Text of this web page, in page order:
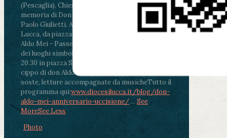
(Pescaglia), Chiesa parrocchiale - Messa in
memoria di Don Aldo Mei celebrata da mons.
Paolo Giulietti, Arcivescovo di Lucca
ore 20.30 -
Lucca, da piazza San Michele al Cippo di don
Aldo Mei - Passeggiata della Memoria in alcuni
dei luoghi simbolo della città. Ritrovo alle ore
20.30 in piazza San Michele con conclusione al
cippo di don Aldo Mei (Porta Elisa). Durante le
soste, letture accompagnate da musicheTutto il
programma qui:www.diocesilucca.it/blog/don-
aldo-mei-anniversario-uccisione/ ... See
MoreSee Less
Photo